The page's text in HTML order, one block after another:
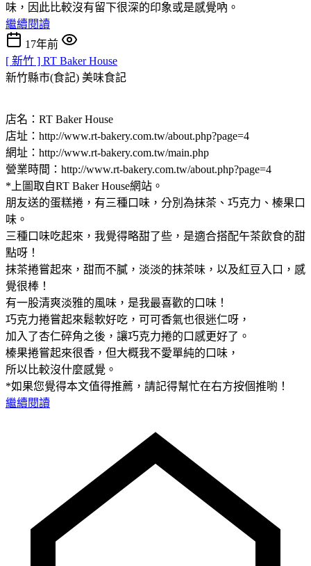
味，因此比較沒有留下很深的印象或是感覺吶。
繼續閱讀
17年前
[ 新竹 ] RT Baker House
新竹縣市(食記) 美味食記
店名：RT Baker House
店址：http://www.rt-bakery.com.tw/about.php?page=4
網址：http://www.rt-bakery.com.tw/main.php
營業時間：http://www.rt-bakery.com.tw/about.php?page=4
*上圖取自RT Baker House網站。
朋友送的蛋糕捲，有三種口味，分別為抹茶、巧克力、榛果口
味。
三種口味吃起來，我覺得略甜了些，是適合搭配午茶飲食的甜
點呀！
抹茶捲嘗起來，甜而不膩，淡淡的抹茶味，以及紅豆入口，感
覺很棒！
有一股清爽淡雅的風味，是我最喜歡的口味！
巧克力捲嘗起來鬆軟好吃，可可香氣也很迷仁呀，
加入了杏仁碎角之後，讓巧克力捲的口感更好了。
榛果捲嘗起來很香，但大概我不愛單純的口味，
所以比較沒什麼感覺。
*如果您覺得本文值得推薦，請記得幫忙在右方按個推喲！
繼續閱讀